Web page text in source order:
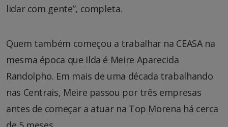
lidar com gente”, completa.
Quem também começou a trabalhar na CEASA na
mesma época que Ilda é Meire Aparecida
Randolpho. Em mais de uma década trabalhando
nas Centrais, Meire passou por três empresas
antes de começar a atuar na Top Morena há cerca